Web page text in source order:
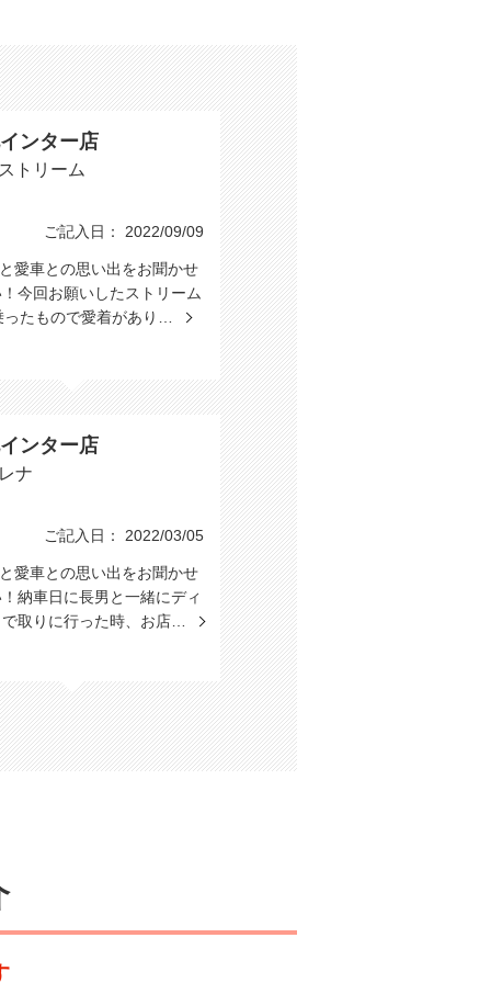
ンター店
トリーム
ご記入日： 2022/09/09
愛車との思い出をお聞かせ
今回お願いしたストリーム
ったもので愛着があり…
ンター店
ナ
ご記入日： 2022/03/05
愛車との思い出をお聞かせ
納車日に長男と一緒にディ
取りに行った時、お店…